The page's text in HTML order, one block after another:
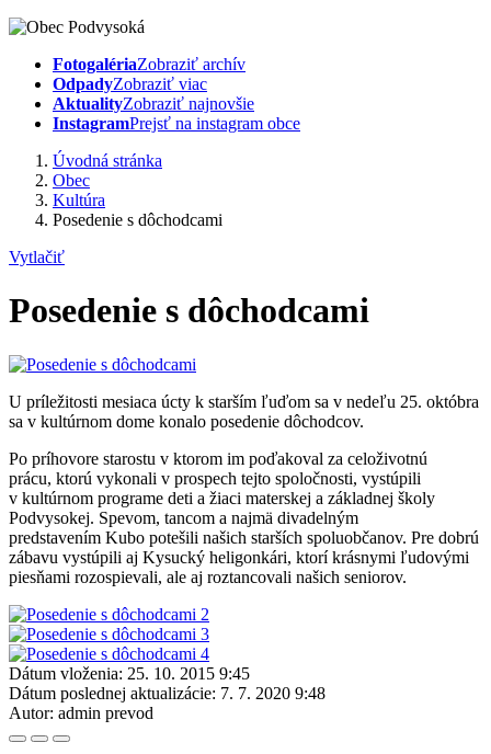
FotogalériaZobraziť archív
OdpadyZobraziť viac
AktualityZobraziť najnovšie
InstagramPrejsť na instagram obce
Úvodná stránka
Obec
Kultúra
Posedenie s dôchodcami
Vytlačiť
Posedenie s dôchodcami
U príležitosti mesiaca úcty k starším ľuďom sa v nedeľu 25. októbra
sa v kultúrnom dome konalo posedenie dôchodcov.
Po príhovore starostu v ktorom im poďakoval za celoživotnú
prácu, ktorú vykonali v prospech tejto spoločnosti, vystúpili
v kultúrnom programe deti a žiaci materskej a základnej školy
Podvysokej. Spevom, tancom a najmä divadelným
predstavením Kubo potešili našich starších spoluobčanov. Pre dobrú
zábavu vystúpili aj Kysucký heligonkári, ktorí krásnymi ľudovými
piesňami rozospievali, ale aj roztancovali našich seniorov.
Dátum vloženia: 25. 10. 2015 9:45
Dátum poslednej aktualizácie: 7. 7. 2020 9:48
Autor: admin prevod